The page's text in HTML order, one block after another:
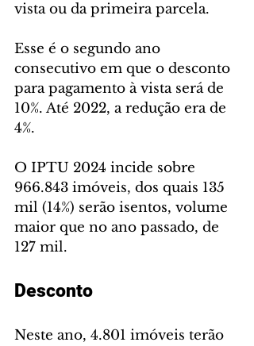
vista ou da primeira parcela.
Esse é o segundo ano
consecutivo em que o desconto
para pagamento à vista será de
10%. Até 2022, a redução era de
4%.
O IPTU 2024 incide sobre
966.843 imóveis, dos quais 135
mil (14%) serão isentos, volume
maior que no ano passado, de
127 mil.
Desconto
Neste ano, 4.801 imóveis terão